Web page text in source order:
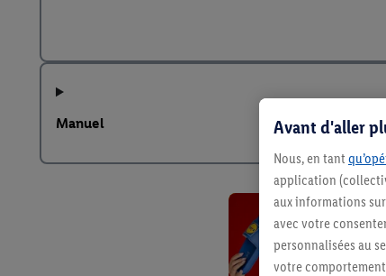
Manuel Avant d'aller
Nous, en tant
application
aux informations
avec votre
personnalisées au
votre